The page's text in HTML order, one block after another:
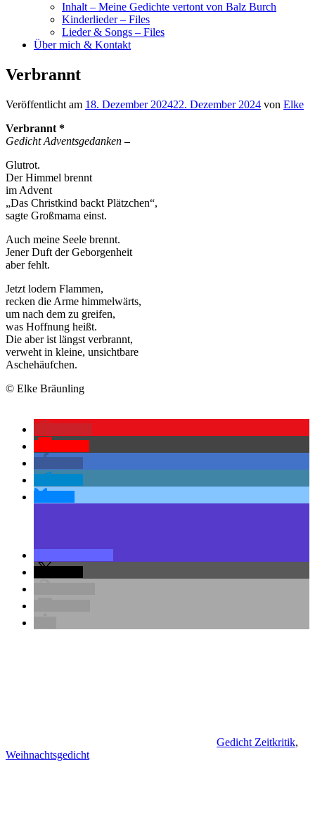
Inhalt – Meine Gedichte vertont von Balz Burch
Kinderlieder – Files
Lieder & Songs – Files
Über mich & Kontakt
Verbrannt
Veröffentlicht am 18. Dezember 202422. Dezember 2024 von Elke
Verbrannt *
Gedicht Adventsgedanken–
Glutrot.
Der Himmel brennt
im Advent
„Das Christkind backt Plätzchen“,
sagte Großmama einst.
Auch meine Seele brennt.
Jener Duft der Geborgenheit
aber fehlt.
Jetzt lodern Flammen,
recken die Arme himmelwärts,
um nach dem zu greifen,
was Hoffnung heißt.
Die aber ist längst verbrannt,
verweht in kleine, unsichtbare
Aschehäufchen.
© Elke Bräunling
Gedicht Zeitkritik,
Weihnachtsgedicht